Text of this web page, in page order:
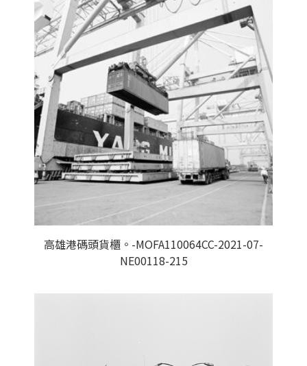
高雄港碼頭貨櫃。-MOFA110064CC-2021-07-
NE00118-215